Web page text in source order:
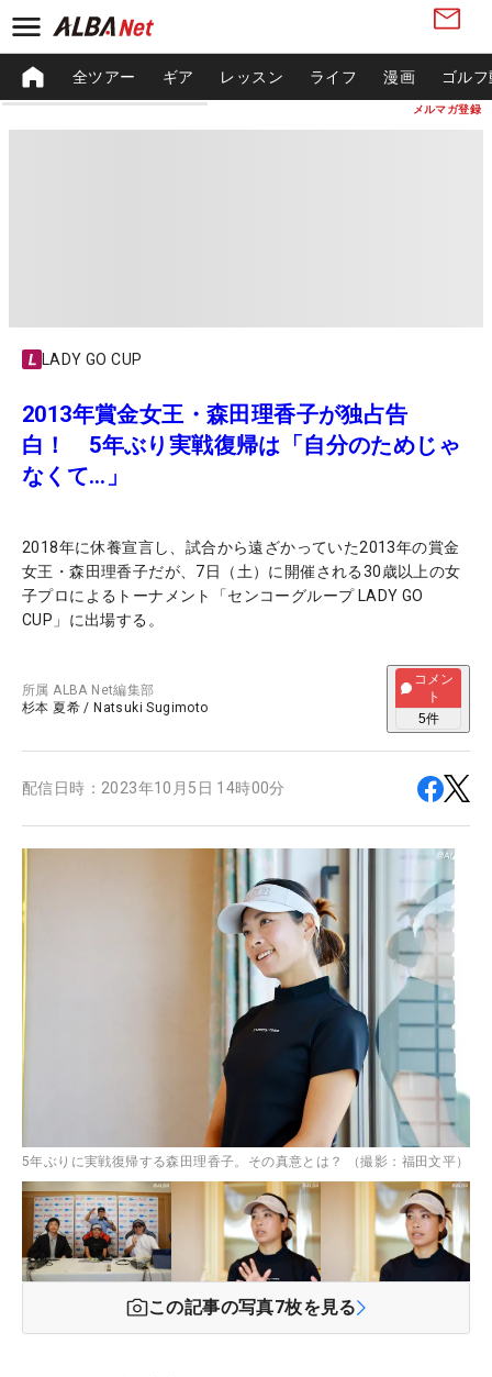
メルマガ登録
全ツアー ギア レッスン ライフ 漫画 ゴル
LADY GO CUP
2013年賞金女王・森田理香子が独占告
白！ 5年ぶり実戦復帰は「自分のためじゃ
なくて…」
2018年に休養宣言し、試合から遠ざかっていた2013年の賞金
女王・森田理香子だが、7日（土）に開催される30歳以上の女
子プロによるトーナメント「センコーグループ LADY GO
CUP」に出場する。
所属ALBA Net編集部
杉本 夏希 / Natsuki Sugimoto
コメン
ト
5件
配信日時： 2023年10月5日 14時00分
5年ぶりに実戦復帰する森田理香子。その真意とは？ （撮影：福田文平）
この記事の写真7枚を見る